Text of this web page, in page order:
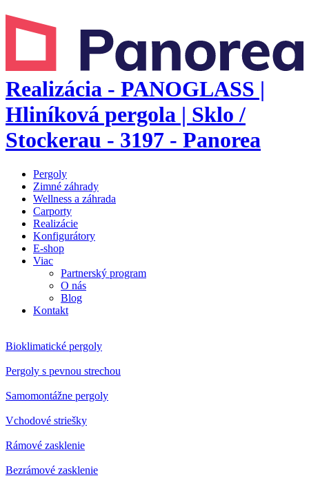
Realizácia - PANOGLASS |
Hliníková pergola | Sklo /
Stockerau - 3197 - Panorea
Pergoly
Zimné záhrady
Wellness a záhrada
Carporty
Realizácie
Konfigurátory
E-shop
Viac
Partnerský program
O nás
Blog
Kontakt
Bioklimatické pergoly
Pergoly s pevnou strechou
Samomontážne pergoly
Vchodové striešky
Rámové zasklenie
Bezrámové zasklenie